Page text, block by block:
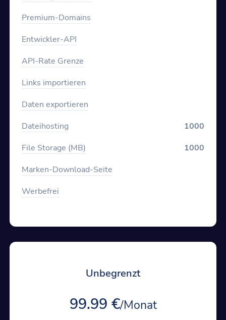
Premium-Domains
Entwickler-API
API-Rate Grenze
Links importieren
Daten exportieren
Dateihosting
1000
File Storage (MB)
1000
Marken-Download-Seite
Werbefrei
Unbegrenzt
99.99 €/Monat